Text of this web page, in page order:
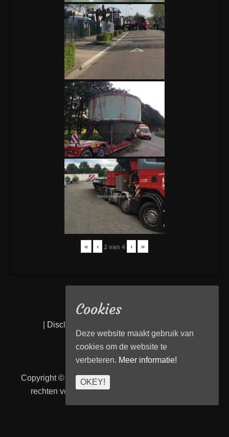
« ‹ 2van 4 › »
Disclaimer
Copyright © 2026Transport Begeleiding Venlo
rechten voorbehouden. | TBVenlo door
Cookies
Deze website maakt gebruik van
cookies om de website te
verbeteren. Meer informatie!
OKEY!